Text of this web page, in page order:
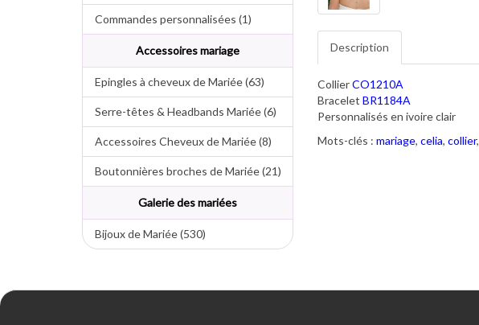
Commandes personnalisées (1)
Accessoires mariage
Epingles à cheveux de Mariée (63)
Serre-têtes & Headbands Mariée (6)
Accessoires Cheveux de Mariée (8)
Boutonnières broches de Mariée (21)
Galerie des mariées
Bijoux de Mariée (530)
Description
CollierCO1210A
Bracelet BR1184A
Personnalisés en ivoire clair
Mots-clés : mariage, celia, collier,